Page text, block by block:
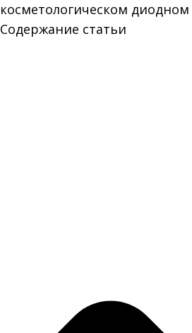
косметологическом диодном
Содержание статьи